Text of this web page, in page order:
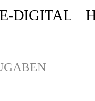
in /homepages/10/
DIGITAL